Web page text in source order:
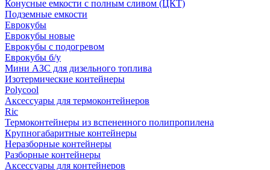
Конусные емкости с полным сливом (ЦКТ)
Подземные емкости
Еврокубы
Еврокубы новые
Еврокубы с подогревом
Еврокубы б/у
Мини АЗС для дизельного топлива
Изотермические контейнеры
Polycool
Аксессуары для термоконтейнеров
Ric
Термоконтейнеры из вспененного полипропилена
Крупногабаритные контейнеры
Неразборные контейнеры
Разборные контейнеры
Аксессуары для контейнеров